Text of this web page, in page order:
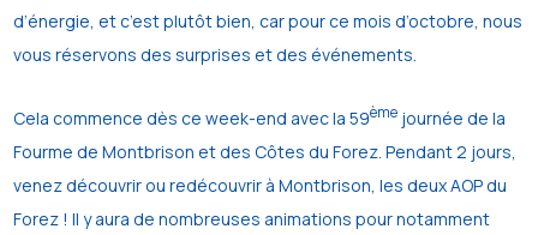
d’énergie, et c’est plutôt bien, car pour ce mois d’octobre, nous
vous réservons des surprises et des événements.
Cela commence dès ce week-end avec la 59ème journée de la
Fourme de Montbrison et des Côtes du Forez. Pendant 2 jours,
venez découvrir ou redécouvrir à Montbrison, les deux AOP du
Forez ! Il y aura de nombreuses animations pour notamment